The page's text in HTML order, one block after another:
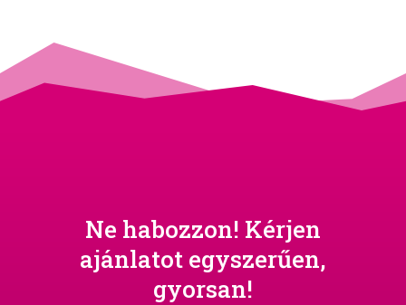
Ne habozzon! Kérjen
ajánlatot egyszerűen,
gyorsan!